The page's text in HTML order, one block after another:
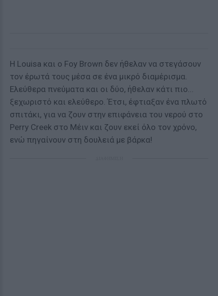
Η Louisa και ο Foy Brown δεν ήθελαν να στεγάσουν
τον έρωτά τους μέσα σε ένα μικρό διαμέρισμα.
Ελεύθερα πνεύματα και οι δύο, ήθελαν κάτι πιο...
ξεχωριστό και ελεύθερο. Έτσι, έφτιαξαν ένα πλωτό
σπιτάκι, για να ζουν στην επιφάνεια του νερού στο
Perry Creek στο Μέιν και ζουν εκεί όλο τον χρόνο,
ενώ πηγαίνουν στη δουλειά με βάρκα!